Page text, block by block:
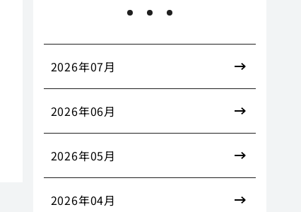
2026年07月
2026年06月
2026年05月
2026年04月